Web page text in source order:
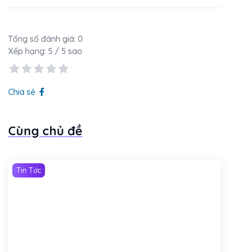
Tổng số đánh giá: 0
Xếp hạng: 5 / 5 sao
Chia sẻ
Cùng chủ đề
Tin Tức